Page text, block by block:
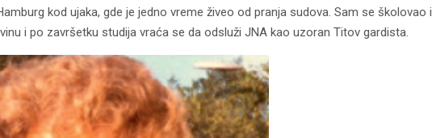
kod ujaka, gde je jedno vreme živeo od pranja sudova. Sam se školovao i
i po završetku studija vraća se da odsluži JNA kao uzoran Titov gardista.